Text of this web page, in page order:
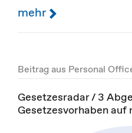
mehr
Beitrag aus Personal
Gesetzesradar / 3
Gesetzesvorhaben auf